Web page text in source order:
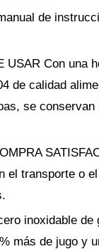
de
USAR Con una
de calidad
se
el transporte o
inoxidable de
más de jugo y